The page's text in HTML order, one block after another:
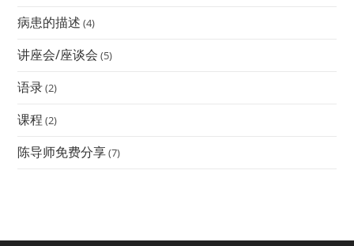
病患的描述 (4)
讲座会/座谈会 (5)
语录(2)
课程 (2)
陈导师免费分享(7)